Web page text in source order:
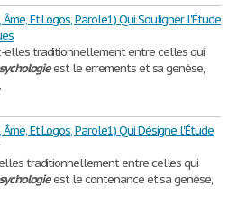
Et Logos, Parole1) Qui Souligner l'Étude
traditionnellement entre celles qui
est le errements et sa genèse,
Et Logos, Parole1) Qui Désigne l'Étude
traditionnellement entre celles qui
est le contenance et sa genèse,